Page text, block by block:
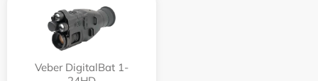
Veber DigitalBat 1-